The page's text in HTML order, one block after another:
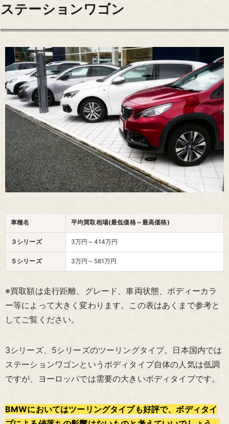
ステーションワゴン
車種名 平均買取相場(最低価格～最高価格)
３シリーズ 3万円～414万円
５シリーズ 3万円～581万円
※買取額は走行距離、グレード、車両状態、ボディーカラ
ー等によって大きく変わります。この表はあくまで参考と
してご覧ください。
3シリーズ、5シリーズのツーリングタイプ。日本国内では
ステーションワゴンというボディタイプ自体の人気は低調
ですが、ヨーロッパでは需要の大きいボディタイプです。
BMWにおいてはツーリングタイプも好評で、ボディタイ